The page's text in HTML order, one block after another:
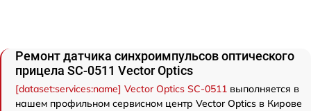
Ремонт датчика синхроимпульсов оптического
прицела SC-0511 Vector Optics
[dataset:services:name] Vector Optics SC-0511 выполняется в
нашем профильном сервисном центр Vector Optics в Кирове